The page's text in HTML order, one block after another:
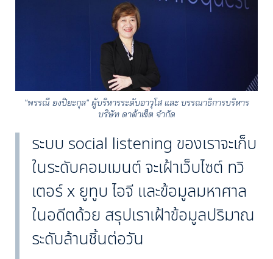
"พรรณี ยงปิยะกุล" ผู้บริหารระดับอาวุโส และ บรรณาธิการบริหาร
บริษัท ดาต้าเซ็ต จำกัด
ระบบ social listening ของเราจะเก็บ
ในระดับคอมเมนต์ จะเฝ้าเว็บไซต์ ทวิ
เตอร์ x ยูทูบ ไอจี และข้อมูลมหาศาล
ในอดีตด้วย สรุปเราเฝ้าข้อมูลปริมาณ
ระดับล้านชิ้นต่อวัน